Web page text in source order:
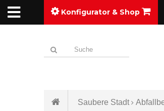
Konfigurator & Shop
Saubere Stadt